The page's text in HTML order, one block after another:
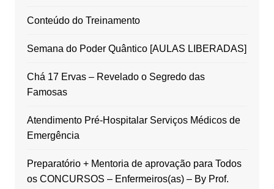
Conteúdo do Treinamento
Semana do Poder Quântico [AULAS LIBERADAS]
Chá 17 Ervas – Revelado o Segredo das
Famosas
Atendimento Pré-Hospitalar Serviços Médicos de
Emergência
Preparatório + Mentoria de aprovação para Todos
os CONCURSOS – Enfermeiros(as) – By Prof.